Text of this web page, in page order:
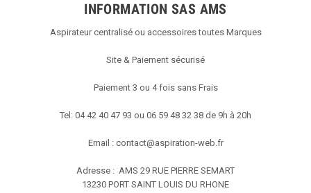
INFORMATION SAS AMS
Aspirateur centralisé ou accessoires toutes Marques
Site & Paiement sécurisé
Paiement 3 ou 4 fois sans Frais
Tel: 04 42 40 47 93 ou 06 59 48 32 38 de 9h à 20h
Email : contact@aspiration-web.fr
Adresse : AMS 29 RUE PIERRE SEMART
13230 PORT SAINT LOUIS DU RHONE